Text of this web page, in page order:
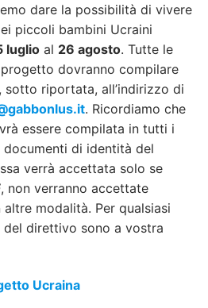
dare la possibilità di vivere
piccoli bambini Ucraini
luglio al 26 agosto. Tutte le
dovranno compilare
sotto riportata, all’indirizzo di
. Ricordiamo che
essere compilata in tutti i
di identità del
verrà accettata solo se
, non verranno accettate
modalità. Per qualsiasi
direttivo sono a vostra
Ucraina